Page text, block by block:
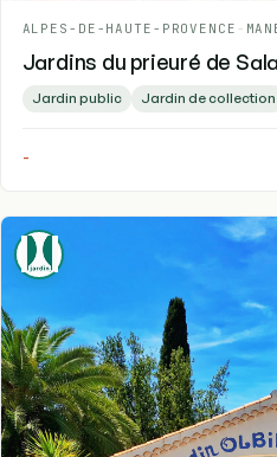
ALPES-DE-HAUTE-PROVENCE -
Jardins du prieuré de
Jardin public Jardin de collection
-